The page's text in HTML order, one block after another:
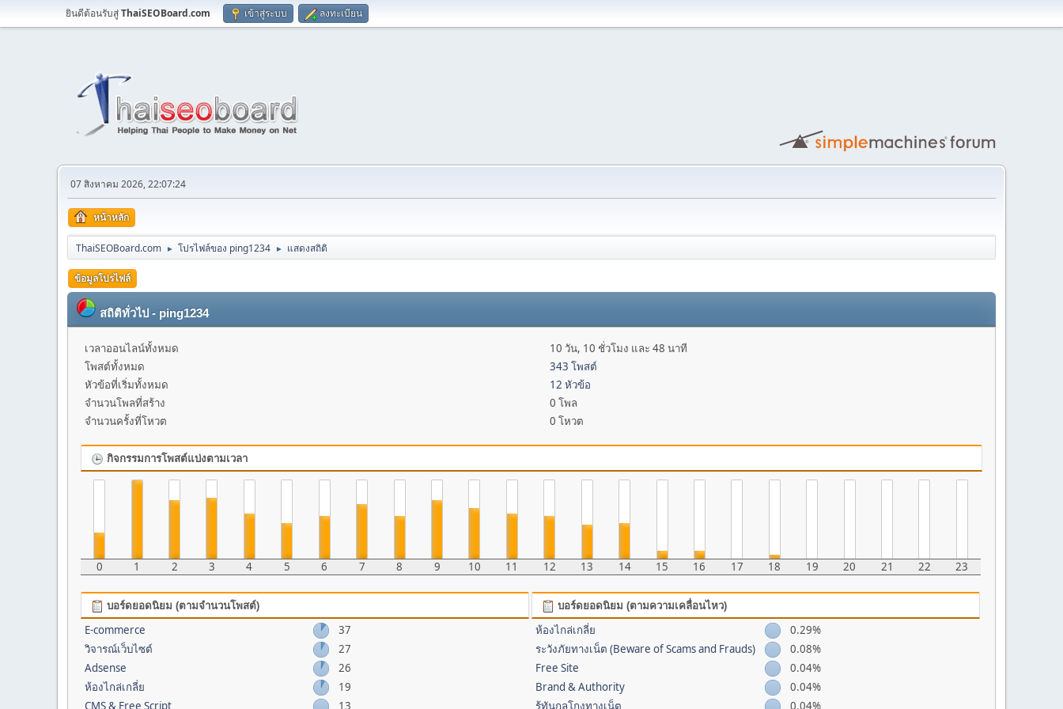
ยินดีต้อนรับสู่ThaiSEOBoard.com เข้าสู่ระบบ ลงทะเบียน
07 สิงหาคม 2026, 22:07:24
หน้าหลัก
ThaiSEOBoard.com ► โปรไฟล์ของ ping1234 ► แสดงสถิติ
ข้อมูลโปรไฟล์
สถิติทั่วไป - ping1234
เวลาออนไลน์ทั้งหมด
10 วัน, 10 ชั่วโมง และ 48 นาที
โพสต์ทั้งหมด
343 โพสต์
หัวข้อที่เริ่มทั้งหมด
12 หัวข้อ
จำนวนโพลที่สร้าง
0 โพล
จำนวนครั้งที่โหวต
0 โหวต
กิจกรรมการโพสต์แบ่งตามเวลา
0 1 2 3 4 5 6 7 8 9 10 11 12 13 14 15 16 17 18 19 20 21 22 23
บอร์ดยอดนิยม (ตามจำนวนโพสต์)
E-commerce
37
วิจารณ์เว็บไซต์
27
Adsense
26
ห้องไกล่เกลี่ย
19
CMS & Free Script
13
บอร์ดยอดนิยม (ตามความเคลื่อนไหว)
ห้องไกล่เกลี่ย
0.29%
ระวังภัยทางเน็ต (Beware of Scams and Frauds)
0.08%
Free Site
0.04%
Brand & Authority
0.04%
รู้ทันกลโกงทางเน็ต
0.04%